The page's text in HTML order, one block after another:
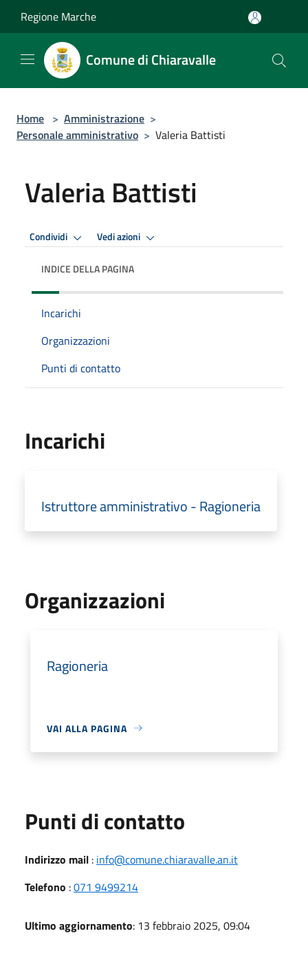
Regione Marche
Comune di Chiaravalle
Home > Amministrazione >
Personale amministrativo > Valeria Battisti
Valeria Battisti
Condividi Vedi azioni
INDICE DELLA PAGINA
Incarichi
Organizzazioni
Punti di contatto
Incarichi
Istruttore amministrativo - Ragioneria
Organizzazioni
Ragioneria
VAI ALLA PAGINA
Punti di contatto
Indirizzo mail : info@comune.chiaravalle.an.it
Telefono :071 9499214
Ultimo aggiornamento: 13 febbraio 2025, 09:04